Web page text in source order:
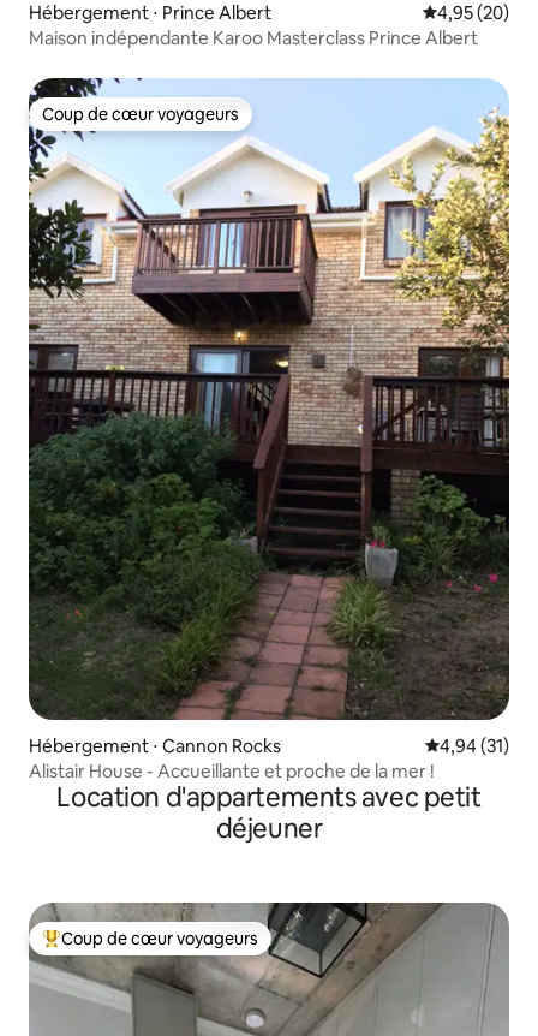
Hébergement ⋅ Prince Albert Évaluation
4,95 (20)
Maison indépendante Karoo Masterclass Prince Albert
Coup de cœur voyageurs
Coup de cœur voyageurs
Hébergement ⋅ Cannon Rocks Évaluation
4,94 (31)
Alistair House - Accueillante et proche de la mer !
Location d'appartements avec petit
déjeuner
Coups de cœur voyageurs les plus appréciés
Coup de cœur voyageurs